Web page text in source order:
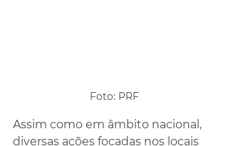
Foto: PRF
Assim como em âmbito nacional,
diversas ações focadas nos locais